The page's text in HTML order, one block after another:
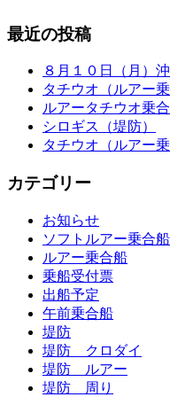
最近の投稿
８月１０日（月）
タチウオ（ルアー乗
ルアータチウオ乗
シロギス（堤防）
タチウオ（ルアー乗
カテゴリー
お知らせ
ソフトルアー乗合船
ルアー乗合船
乗船受付票
出船予定
午前乗合船
堤防
堤防 クロダイ
堤防 ルアー
堤防 周り